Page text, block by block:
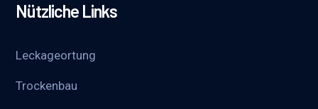
Nützliche Links
Leckageortung
Trockenbau